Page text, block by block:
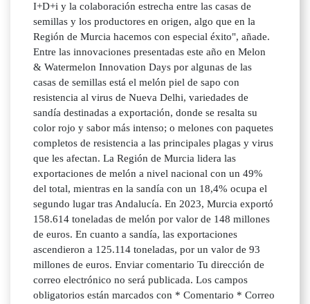
I+D+i y la colaboración estrecha entre las casas de
semillas y los productores en origen, algo que en la
Región de Murcia hacemos con especial éxito", añade.
Entre las innovaciones presentadas este año en Melon
& Watermelon Innovation Days por algunas de las
casas de semillas está el melón piel de sapo con
resistencia al virus de Nueva Delhi, variedades de
sandía destinadas a exportación, donde se resalta su
color rojo y sabor más intenso; o melones con paquetes
completos de resistencia a las principales plagas y virus
que les afectan. La Región de Murcia lidera las
exportaciones de melón a nivel nacional con un 49%
del total, mientras en la sandía con un 18,4% ocupa el
segundo lugar tras Andalucía. En 2023, Murcia exportó
158.614 toneladas de melón por valor de 148 millones
de euros. En cuanto a sandía, las exportaciones
ascendieron a 125.114 toneladas, por un valor de 93
millones de euros. Enviar comentario Tu dirección de
correo electrónico no será publicada. Los campos
obligatorios están marcados con * Comentario * Correo